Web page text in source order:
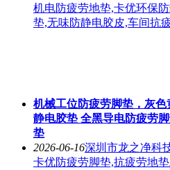
机电防疲劳地垫,卡优环保
垫,无味防静电胶皮,车间抗
机械工位防疲劳脚垫，灰
静电胶垫 全黑导电防疲劳
垫
2026-06-16深圳市龙之净科
卡优防疲劳脚垫,抗疲劳地